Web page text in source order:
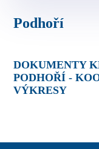
vyřídit
Podhoří
DOKUMENTY KE STAŽENÍ ZE SLOŽKY
PODHOŘÍ -
VÝKRESY